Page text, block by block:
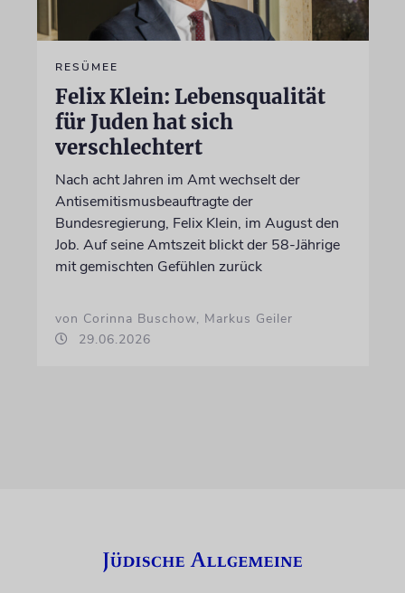
RESÜMEE
Felix Klein: Lebensqualität
für Juden hat sich
verschlechtert
Nach acht Jahren im Amt wechselt der
Antisemitismusbeauftragte der
Bundesregierung, Felix Klein, im August den
Job. Auf seine Amtszeit blickt der 58-Jährige
mit gemischten Gefühlen zurück
von Corinna Buschow, Markus Geiler
29.06.2026